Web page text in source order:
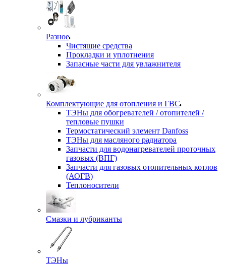
Разное
Чистящие средства
Прокладки и уплотнения
Запасные части для увлажнителя
Комплектующие для отопления и ГВС
ТЭНы для обогревателей / отопителей /
тепловые пушки
Термостатический элемент Danfoss
ТЭНы для масляного радиатора
Запчасти для водонагревателей проточных
газовых (ВПГ)
Запчасти для газовых отопительных котлов
(АОГВ)
Теплоносители
Смазки и лубриканты
ТЭНы